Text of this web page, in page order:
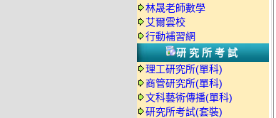
林晟老師數學
艾爾雲校
行動補習網
研究所考試
理工研究所(單科)
商管研究所(單科)
文科藝術傳播(單科)
研究所考試(套裝)